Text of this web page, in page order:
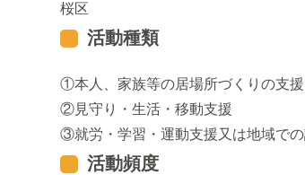
桜区
活動種類
本人、家族等の居場所づくりの支援
見守り・生活・移動支援
就労・学習・運動支援又は地域で
活動頻度